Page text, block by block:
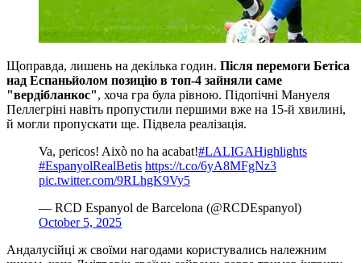
Щоправда, лишень на декілька годин. Після перемоги Бетіса
над Еспаньйолом позицію в топ-4 зайняли саме
"вердібланкос", хоча гра була рівною. Підопічні Мануеля
Пеллегріні навіть пропустили першими вже на 15-й хвилині,
й могли пропускати ще. Підвела реалізація.
Va, pericos! Això no ha acabat!#LALIGAHighlights
#EspanyolRealBetis https://t.co/6yA8MFgNz3
pic.twitter.com/9RLhgK9Vy5
— RCD Espanyol de Barcelona (@RCDEspanyol)
October 5, 2025
Андалусійці ж своїми нагодами користувались належним